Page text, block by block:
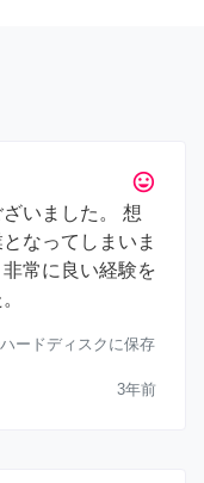
tag_faces
いました。 想
なってしまいま
常に良い経験を
ードディスクに保存
3年前